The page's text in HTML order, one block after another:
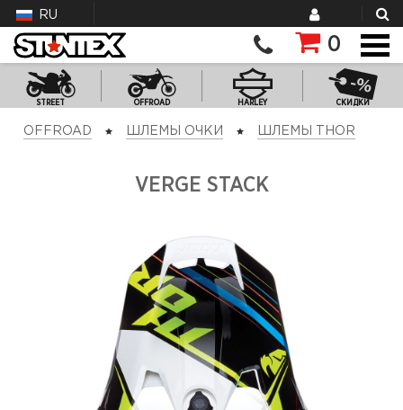
RU
0
STREET OFFROAD HARLEY СКИДКИ
OFFROAD ШЛЕМЫ ОЧКИ ШЛЕМЫ THOR
VERGE STACK